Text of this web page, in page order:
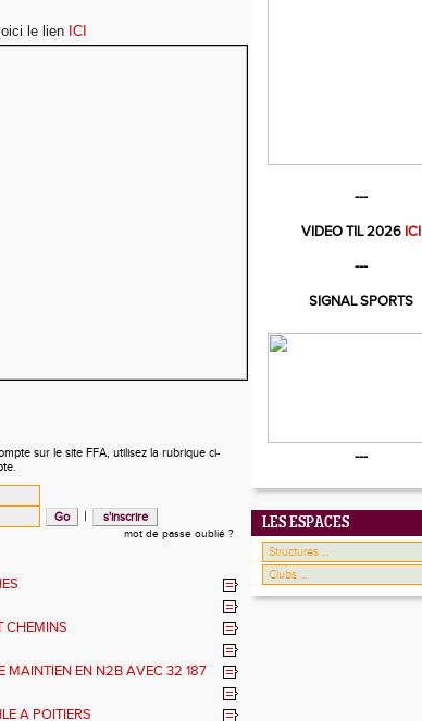
le lien ICI
sur le site FFA, utilisez la rubrique ci-
|
mot de passe oublié ?
CHEMINS
MAINTIEN EN N2B AVEC 32 187
A POITIERS
---
VIDEO TIL 2026ICI
---
SIGNAL SPORTS
---
LES ESPACES